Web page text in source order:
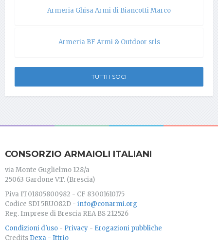
Armeria Ghisa Armi di Biancotti Marco
Armeria BF Armi & Outdoor srls
TUTTI I SOCI
CONSORZIO ARMAIOLI ITALIANI
via Monte Guglielmo 128/a
25063 Gardone V.T. (Brescia)
P.iva IT01805800982 - CF 83001610175
Codice SDI 5RUO82D - info@conarmi.org
Reg. Imprese di Brescia REA BS 212526
Condizioni d'uso - Privacy - Erogazioni pubbliche
Credits Dexa - Ittrio